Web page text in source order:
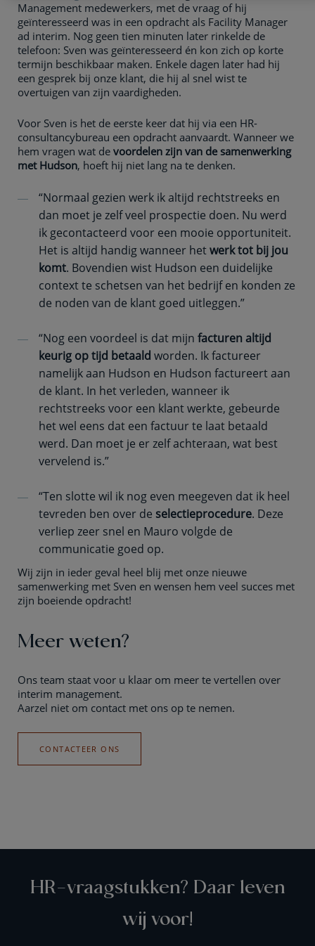
Management medewerkers, met de vraag of hij
geïnteresseerd was in een opdracht als Facility Manager
ad interim. Nog geen tien minuten later rinkelde de
telefoon: Sven was geïnteresseerd én kon zich op korte
termijn beschikbaar maken. Enkele dagen later had hij
een gesprek bij onze klant, die hij al snel wist te
overtuigen van zijn vaardigheden.
Voor Sven is het de eerste keer dat hij via een HR-
consultancybureau een opdracht aanvaardt. Wanneer we
hem vragen wat de voordelen zijn van de samenwerking
met Hudson, hoeft hij niet lang na te denken.
“Normaal gezien werk ik altijd rechtstreeks en
dan moet je zelf veel prospectie doen. Nu werd
ik gecontacteerd voor een mooie opportuniteit.
Het is altijd handig wanneer hetwerk tot bij jou
komt. Bovendien wist Hudson een duidelijke
context te schetsen van het bedrijf en konden ze
de noden van de klant goed uitleggen.”
“Nog een voordeel is dat mijn facturen altijd
keurig op tijd betaald worden. Ik factureer
namelijk aan Hudson en Hudson factureert aan
de klant. In het verleden, wanneer ik
rechtstreeks voor een klant werkte, gebeurde
het wel eens dat een factuur te laat betaald
werd. Dan moet je er zelf achteraan, wat best
vervelend is.”
“Ten slotte wil ik nog even meegeven dat ik heel
tevreden ben over de selectieprocedure. Deze
verliep zeer snel en Mauro volgde de
communicatie goed op.
Wij zijn in ieder geval heel blij met onze nieuwe
samenwerking met Sven en wensen hem veel succes met
zijn boeiende opdracht!
Meer weten?
Ons team staat voor u klaar om meer te vertellen over
interim management.
Aarzel niet om contact met ons op te nemen.
CONTACTEER ONS
HR-vraagstukken? Daar leven
wij voor!